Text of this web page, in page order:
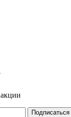
Подписаться